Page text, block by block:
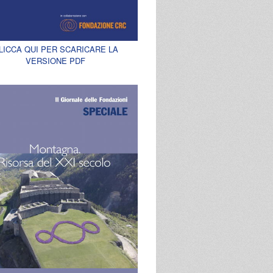
QUI PER SCARICARE LA
VERSIONE PDF